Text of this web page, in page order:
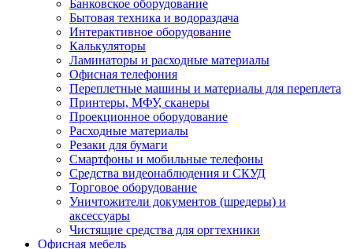
Банковское оборудование
Бытовая техника и водораздача
Интерактивное оборудование
Калькуляторы
Ламинаторы и расходные материалы
Офисная телефония
Переплетные машины и материалы для переплета
Принтеры, МФУ, сканеры
Проекционное оборудование
Расходные материалы
Резаки для бумаги
Смартфоны и мобильные телефоны
Средства видеонаблюдения и СКУД
Торговое оборудование
Уничтожители документов (шредеры) и
аксессуары
Чистящие средства для оргтехники
Офисная мебель